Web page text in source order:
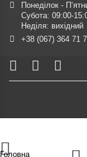
Понеділок -
Субота: 09:00-
Неділя: вихідний
+38 (067) 364 71
Головна